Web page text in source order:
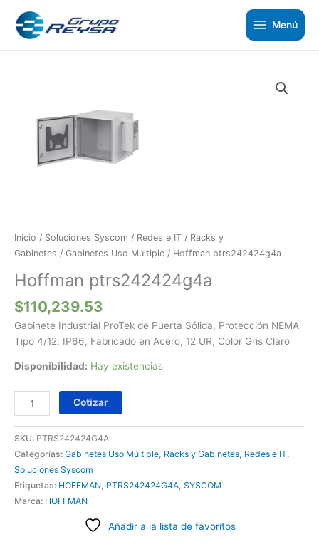
contenido
Menú
Inicio / Soluciones Syscom / Redes e IT / Racks y
Gabinetes / Gabinetes Uso Múltiple / Hoffman ptrs242424g4a
Hoffman ptrs242424g4a
$110,239.53
Gabinete Industrial ProTek de Puerta Sólida, Protección NEMA
Tipo 4/12; IP66, Fabricado en Acero, 12 UR, Color Gris Claro
Disponibilidad: Hay existencias
Cotizar
SKU: PTRS242424G4A
Categorías: Gabinetes Uso Múltiple, Racks y Gabinetes, Redes e IT,
Soluciones Syscom
Etiquetas: HOFFMAN, PTRS242424G4A, SYSCOM
Marca: HOFFMAN
Añadir a la lista de favoritos